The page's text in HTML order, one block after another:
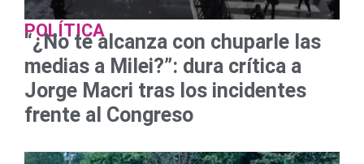
POLÍTICA
“¿No te alcanza con chuparle las
medias a Milei?”: dura crítica a
Jorge Macri tras los incidentes
frente al Congreso